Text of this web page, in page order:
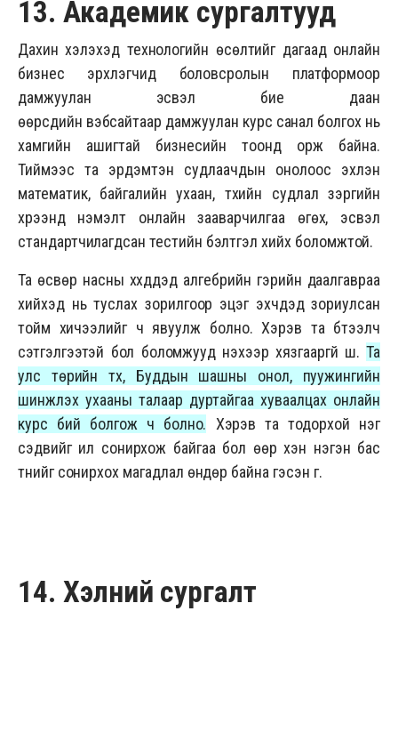
13. Академик сургалтууд
Дахин хэлэхэд технологийн өсөлтийг дагаад онлайн
бизнес эрхлэгчид боловсролын платформоор
дамжуулан эсвэл бие даан
өөрсдийн вэбсайтаар дамжуулан курс санал болгох нь
хамгийн ашигтай бизнесийн тоонд орж байна.
Тиймээс та эрдэмтэн судлаачдын онолоос эхлэн
математик, байгалийн ухаан, түүхийн судлал зэргийн
хүрээнд нэмэлт онлайн зааварчилгаа өгөх, эсвэл
стандартчилагдсан тестийн бэлтгэл хийх боломжтой.
Та өсвөр насны хүүхдүүдэд алгебрийн гэрийн даалгавраа
хийхэд нь туслах зорилгоор эцэг эхчүүдэд зориулсан
тойм хичээлийг ч явуулж болно. Хэрэв та бүтээлч
сэтгэлгээтэй бол боломжууд үнэхээр хязгааргүй шүү.Та
улс төрийн түүх, Буддын шашны онол, пуужингийн
шинжлэх ухааны талаар дуртайгаа хуваалцах онлайн
курс бий болгож ч болно. Хэрэв та тодорхой нэг
сэдвийг илүү сонирхож байгаа бол өөр хэн нэгэн бас
түүнийг сонирхох магадлал өндөр байна гэсэн үг.
14. Хэлний сургалт